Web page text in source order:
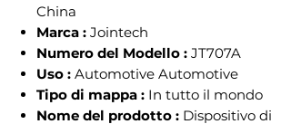
China
Marca : Jointech
Numero del Modello : JT707A
Uso : Automotive Automotive
Tipo di mappa : In tutto il mondo
Nome del prodotto : Dispositivo di